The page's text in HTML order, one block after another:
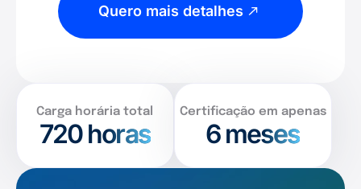
Quero mais detalhes
Carga horária total
720horas
Certificação em apenas
6 meses